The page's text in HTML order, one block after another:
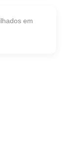
em